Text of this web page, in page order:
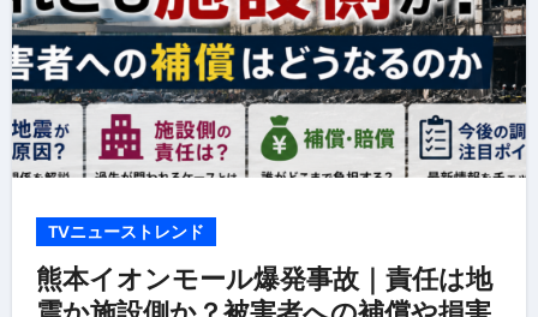
TVニューストレンド
熊本イオンモール爆発事故｜責任は地